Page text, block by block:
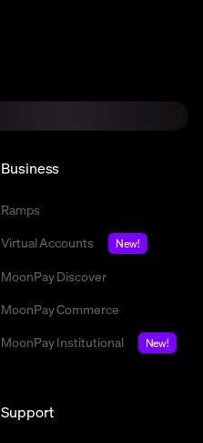
Business
Ramps
Virtual Accounts
New!
MoonPay Discover
MoonPay Commerce
MoonPay Institutional
New!
Support